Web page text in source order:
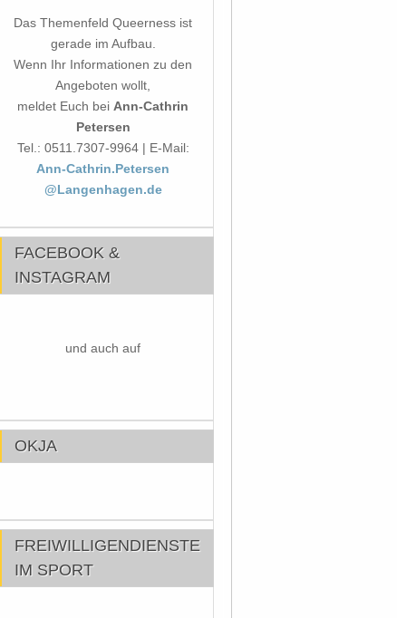
Das Themenfeld Queerness ist
gerade im Aufbau.
Wenn Ihr Informationen zu den
Angeboten wollt,
meldet Euch bei Ann-Cathrin
Petersen
Tel.: 0511.7307-9964 | E-Mail:
Ann-Cathrin.Petersen
@Langenhagen.de
FACEBOOK &
INSTAGRAM
und auch auf
OKJA
FREIWILLIGENDIENSTE
IM SPORT